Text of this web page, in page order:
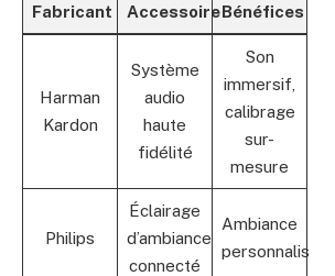
Fabricant AccessoireBénéfices
Harman
Kardon
Système
audio
haute
fidélité
Son
immersif,
calibrage
sur-
mesure
Philips
Éclairage
d’ambiance
connecté
Ambiance
personnalisable